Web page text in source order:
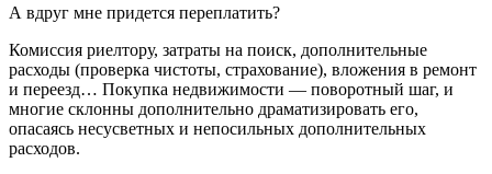
А вдруг мне придется переплатить?
Комиссия риелтору, затраты на поиск, дополнительные
расходы (проверка чистоты, страхование), вложения в ремонт
и переезд… Покупка недвижимости — поворотный шаг, и
многие склонны дополнительно драматизировать его,
опасаясь несусветных и непосильных дополнительных
расходов.